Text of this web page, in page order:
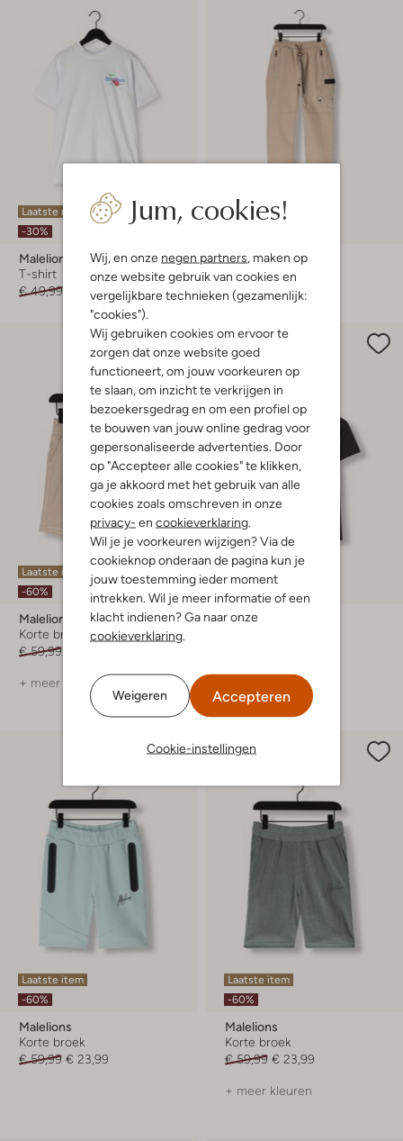
Jum, cookies!
Wij, en onze negen partners , maken op
onze website gebruik van cookies en
vergelijkbare technieken (gezamenlijk:
"cookies").
Wij gebruiken cookies om ervoor te
zorgen dat onze website goed
functioneert, om jouw voorkeuren op
te slaan, om inzicht te verkrijgen in
bezoekersgedrag en om een profiel op
te bouwen van jouw online gedrag voor
gepersonaliseerde advertenties. Door
op "Accepteer alle cookies" te klikken,
ga je akkoord met het gebruik van alle
cookies zoals omschreven in onze
privacy- en cookieverklaring
Wil je je voorkeuren wijzigen? Via de
cookieknop onderaan de pagina kun je
jouw toestemming ieder moment
intrekken. Wil je meer informatie of een
klacht indienen? Ga naar onze
cookieverklaring
Weigeren Accepteren
Cookie-instellingen
Laatste maten
-30%
Malelions
T-shirt
€ 49,99
€ 34,99
Laatste item
Malelions
Cargobroek
€ 89,99 € 35,99
Laatste item
-60%
Malelions
Korte broek
€ 59,99
+ meer kleuren
-50%
Malelions
Laatste item
-60%
Malelions
Korte broek
€ 59,99 € 23,99
Laatste item
-60%
Malelions
Korte broek
€ 59,99 € 23,99
+ meer kleuren